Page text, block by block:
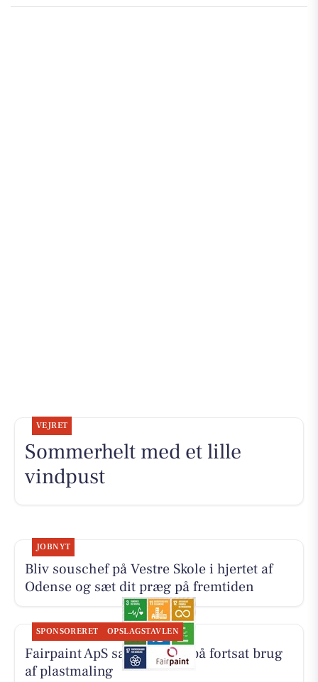
VEJRET
Sommerhelt med et lille
vindpust
JOBNYT
Bliv souschef på Vestre Skole i hjertet af
Odense og sæt dit præg på fremtiden
SPONSORERET OPSLAGSTAVLEN
Fairpaint ApS sætter fokus på fortsat brug
af plastmaling